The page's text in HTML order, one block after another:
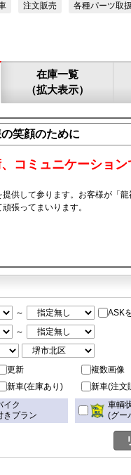
注文販売 各種パーツ取
在庫一覧
（拡大表示）
笑顔のために
コミュニケーション
供して参ります。お客様が「
張ってまいります。
～
ASK
～
更新 複数画像
新車(在庫あり) 新車(注文
イク
きプラン
車輌
(グー